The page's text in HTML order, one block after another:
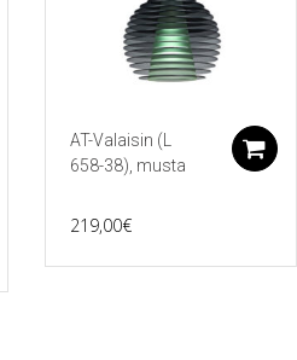
Lisää ostoskoriin
AT-Valaisin (L
658-38), musta
219,00€